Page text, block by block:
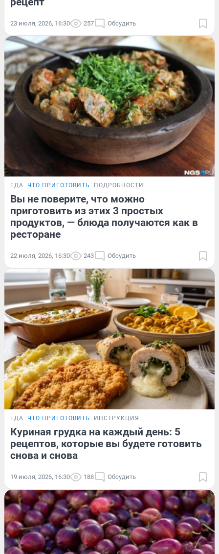
23 июля, 2026, 16:30 257 Обсудить
ЕДА ЧТО ПРИГОТОВИТЬ ПОДРОБНОСТИ
Вы не поверите, что можно
приготовить из этих 3 простых
продуктов, — блюда получаются как в
ресторане
22 июля, 2026, 16:30 243 Обсудить
ЕДА ЧТО ПРИГОТОВИТЬ ИНСТРУКЦИЯ
Куриная грудка на каждый день: 5
рецептов, которые вы будете готовить
снова и снова
19 июля, 2026, 16:30 188 Обсудить